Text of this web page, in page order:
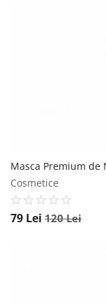
Cosmetice
79 Lei 120Lei